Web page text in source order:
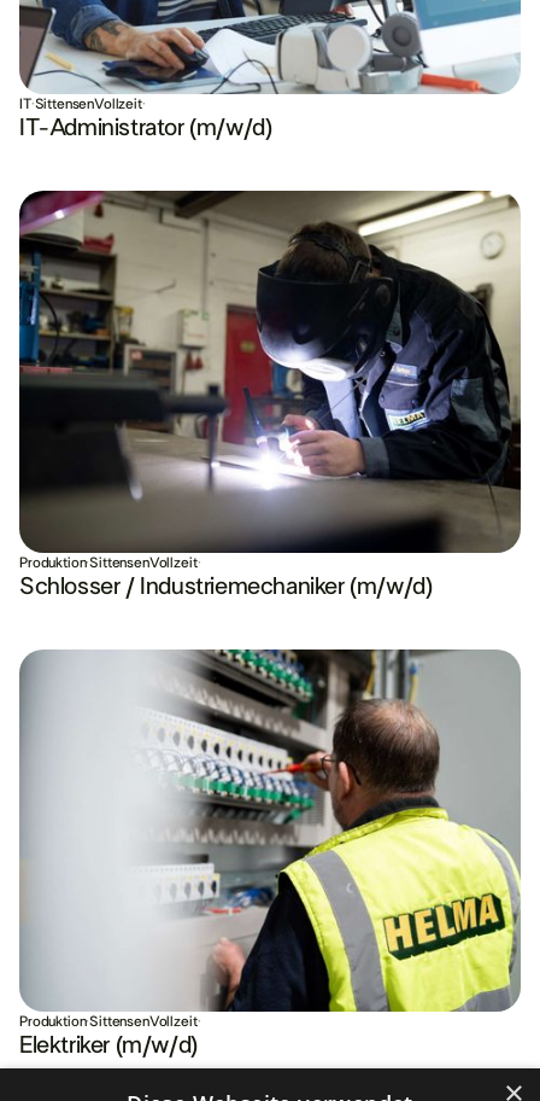
IT·SittensenVollzeit·
IT-Administrator (m/w/d)
Produktion·SittensenVollzeit·
Schlosser / Industriemechaniker (m/w/d)
Produktion·SittensenVollzeit·
Elektriker (m/w/d)
×